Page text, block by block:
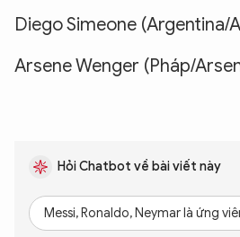
Diego Simeone
Arsene Wenger (Pháp/
Hỏi Chatbot về bài viết này
Messi, Ronaldo, Neymar là ứng